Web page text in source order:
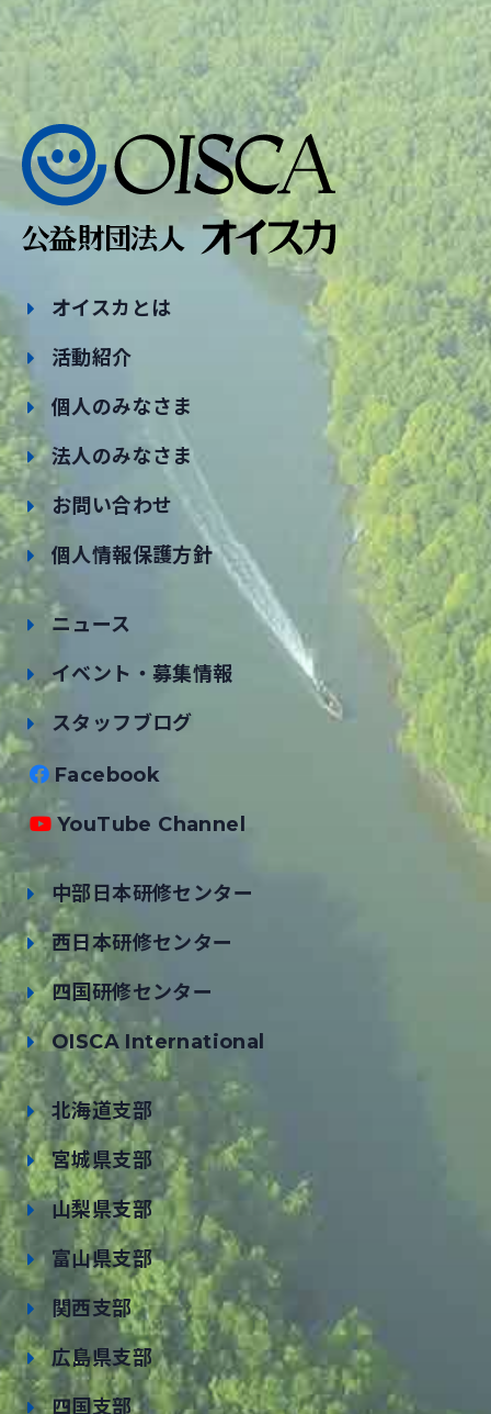
オイスカとは
活動紹介
個人のみなさま
法人のみなさま
お問い合わせ
個人情報保護方針
ニュース
イベント・募集情報
スタッフブログ
Facebook
YouTube Channel
中部日本研修センター
西日本研修センター
四国研修センター
OISCA International
北海道支部
宮城県支部
山梨県支部
富山県支部
関西支部
広島県支部
四国支部